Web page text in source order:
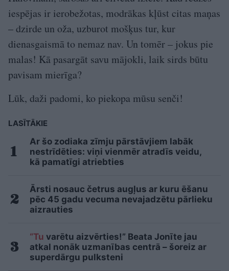
iespējas ir ierobežotas, modrākas kļūst citas maņas
– dzirde un oža, uzburot mošķus tur, kur
dienasgaismā to nemaz nav. Un tomēr – jokus pie
malas! Kā pasargāt savu mājokli, laik sirds būtu
pavisam mierīga?
Lūk, daži padomi, ko piekopa mūsu senči!
LASĪTĀKIE
Ar šo zodiaka zīmju pārstāvjiem labāk
nestrīdēties: viņi vienmēr atradīs veidu,
kā pamatīgi atriebties
Ārsti nosauc četrus augļus ar kuru ēšanu
pēc 45 gadu vecuma nevajadzētu pārlieku
aizrauties
“Tu varētu aizvērties!” Beata Jonīte jau
atkal nonāk uzmanības centrā – šoreiz ar
superdārgu pulksteni